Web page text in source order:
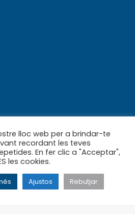
lloc web per a brindar-te
recordant les teves
En fer clic a "Acceptar",
les cookies.
Ajustos Rebutjar